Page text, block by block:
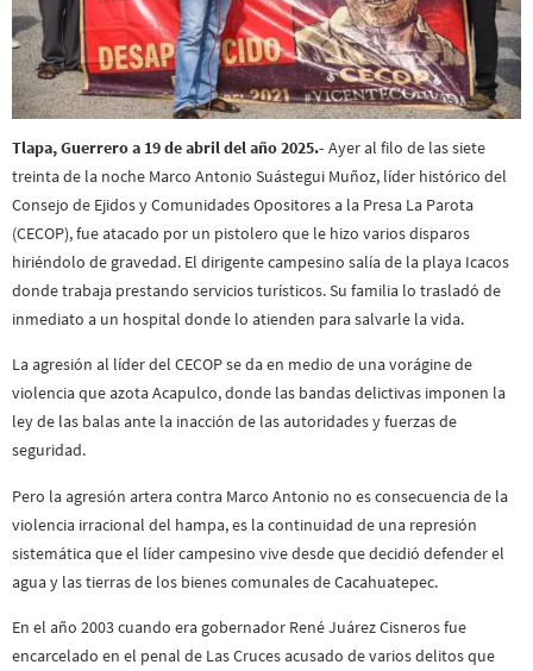
Tlapa, Guerrero a 19 de abril del año 2025.- Ayer al filo de las siete
treinta de la noche Marco Antonio Suástegui Muñoz, líder histórico del
Consejo de Ejidos y Comunidades Opositores a la Presa La Parota
(CECOP), fue atacado por un pistolero que le hizo varios disparos
hiriéndolo de gravedad. El dirigente campesino salía de la playa Icacos
donde trabaja prestando servicios turísticos. Su familia lo trasladó de
inmediato a un hospital donde lo atienden para salvarle la vida.
La agresión al líder del CECOP se da en medio de una vorágine de
violencia que azota Acapulco, donde las bandas delictivas imponen la
ley de las balas ante la inacción de las autoridades y fuerzas de
seguridad.
Pero la agresión artera contra Marco Antonio no es consecuencia de la
violencia irracional del hampa, es la continuidad de una represión
sistemática que el líder campesino vive desde que decidió defender el
agua y las tierras de los bienes comunales de Cacahuatepec.
En el año 2003 cuando era gobernador René Juárez Cisneros fue
encarcelado en el penal de Las Cruces acusado de varios delitos que